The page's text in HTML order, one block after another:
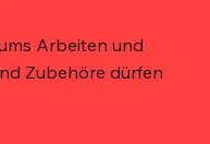
Arbeiten und
Zubehöre dürfen